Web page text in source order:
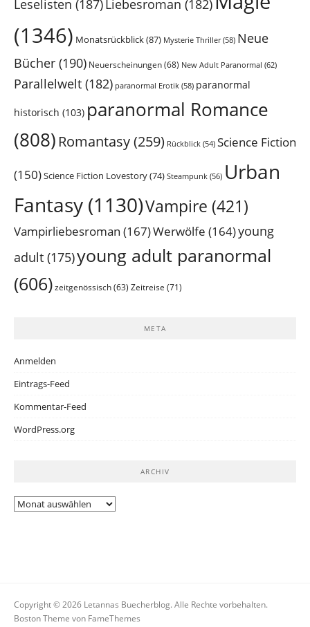
Leselisten (187)Liebesroman (182)
(1346) Monatsrückblick(87) Mysterie Thriller(58) Neue
Bücher (190) Neuerscheinungen(68) New Adult Paranormal (62)
Parallelwelt (182) paranormal Erotik (58) paranormal
historisch (103) paranormal Romance
(808) Romantasy(259) Rückblick (54) Science Fiction
(150)Science Fiction Lovestory(74) Steampunk (56) Urban
Fantasy (1130)Vampire (421)
Vampirliebesroman (167)Werwölfe (164)young
adult (175)young adult paranormal
(606) zeitgenössisch (63) Zeitreise (71)
META
Anmelden
Eintrags-Feed
Kommentar-Feed
WordPress.org
ARCHIV
Archiv
Copyright © 2026 Letannas Buecherblog. Alle Rechte vorbehalten.
Boston Theme von FameThemes